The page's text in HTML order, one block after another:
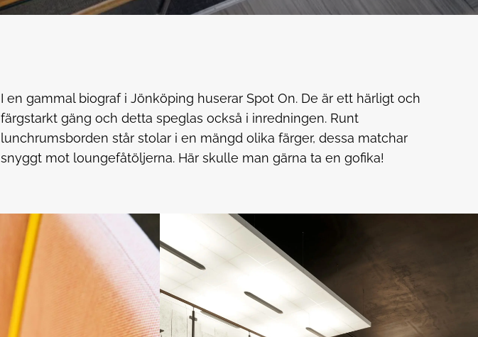
I en gammal biograf i Jönköping huserar Spot On. De är ett härligt och
färgstarkt gäng och detta speglas också i inredningen. Runt
lunchrumsborden står stolar i en mängd olika färger, dessa matchar
snyggt mot loungefåtöljerna. Här skulle man gärna ta en gofika!